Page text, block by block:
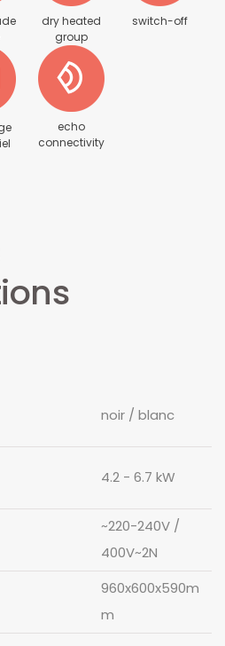
dry heated
group
switch-off
echo
connectivity
noir blanc
4.2 - 6.7 kW
~220-240V /
400V~2N
960x600x590m
m